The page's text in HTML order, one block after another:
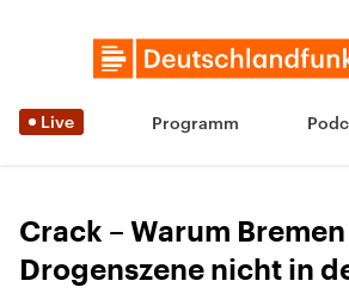
Live Programm
Crack – Warum
Drogenszene nicht in